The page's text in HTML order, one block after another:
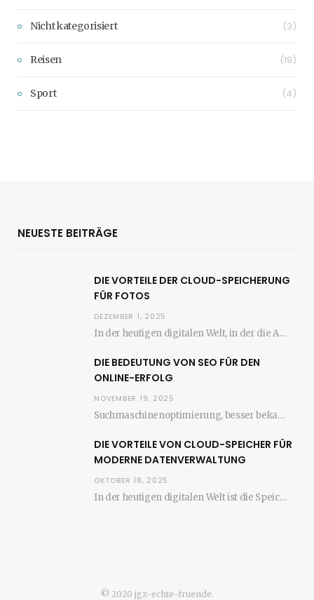
Nicht kategorisiert (3)
Reisen (19)
Sport (4)
NEUESTE BEITRÄGE
DIE VORTEILE DER CLOUD-SPEICHERUNG
FÜR FOTOS
DEZEMBER 1, 2025
In der heutigen digitalen Welt, in der die Anzahl der aufgenommenen Fotos stetig zunimmt, wird…
DIE BEDEUTUNG VON SEO FÜR DEN
ONLINE-ERFOLG
NOVEMBER 19, 2025
Suchmaschinenoptimierung, besser bekannt als SEO, ist ein entscheidender Faktor für den Erfolg jeder Website im…
DIE VORTEILE VON CLOUD-SPEICHER FÜR
MODERNE DATENVERWALTUNG
OKTOBER 18, 2025
In der heutigen digitalen Welt ist die Speicherung und Verwaltung von Daten entscheidend für den…
© 2020 jgz-echte-fruende.